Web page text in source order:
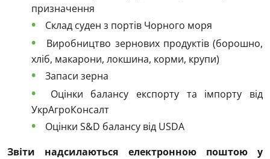
призначення
Склад суден з портів Чорного моря
Виробництво зернових продуктів (борошно,
хліб, макарони, локшина, корми, крупи)
Запаси зерна
Оцінки балансу експорту та імпорту від
УкрАгроКонсалт
Оцінки S&D балансу від USDA
Звіти надсилаються електронною поштою у